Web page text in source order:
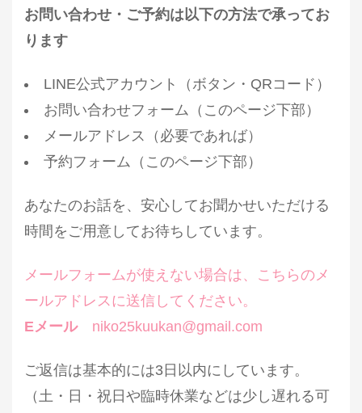
お問い合わせ・ご予約は以下の方法で承ってお
ります
LINE公式アカウント（ボタン・QRコード）
お問い合わせフォーム（このページ下部）
メールアドレス（必要であれば）
予約フォーム（このページ下部）
あなたのお話を、安心してお聞かせいただける
時間をご用意してお待ちしています。
メールフォームが使えない場合は、こちらのメ
ールアドレスに送信してください。
Eメールniko25kuukan@gmail.com
ご返信は基本的には3日以内にしています。
（土・日・祝日や臨時休業などは少し遅れる可